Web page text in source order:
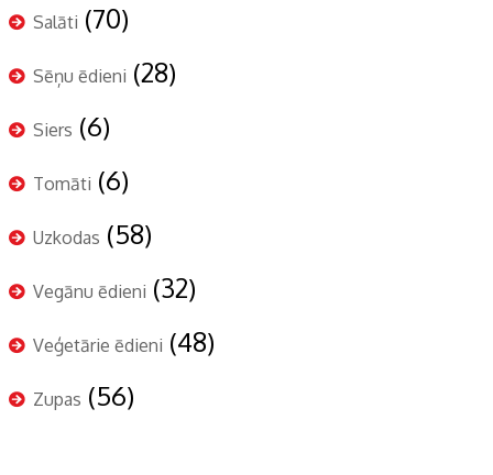
Salāti (70)
Sēņu ēdieni (28)
Siers (6)
Tomāti (6)
Uzkodas (58)
Vegānu ēdieni (32)
Veģetārie ēdieni (48)
Zupas (56)